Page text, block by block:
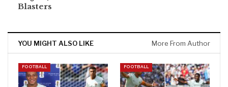
Blasters
YOU MIGHT ALSO LIKE More From Author
FOOTBALL FOOTBALL